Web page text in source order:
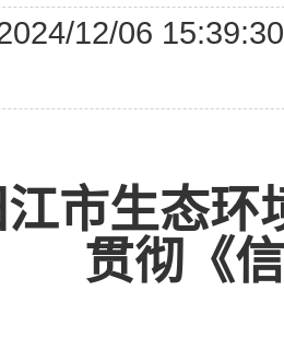
12/06
江市生态环
贯彻《